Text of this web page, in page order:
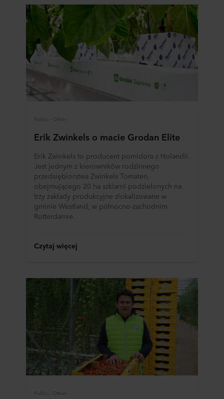
Więcej informacji na temat korzystania przez nas z
plików cookie można znaleźć w rozdziale „Informacje”,
zaś na temat przetwarzania przez nas danych
osobowych w
Polityce prywatności , gdzie określono
między innymi, która konkretnie spółka ROCKWOOL jest
administratorem Twoim danych osobowych.
Public - Other
Erik Zwinkels o macie Grodan Elite
Erik Zwinkels to producent pomidora z Holandii.
Jest jednym z kierowników rodzinnego
przedsiębiorstwa Zwinkels Tomaten,
obejmującego 20 ha szklarni podzielonych na
trzy zakłady produkcyjne zlokalizowane w
gminie Westland, w północno-zachodnim
Rotterdamie.
Czytaj więcej
Public - Other